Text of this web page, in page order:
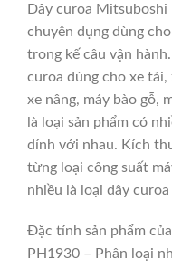
Dây curoa
chuyên dụng dùng
trong kế câu vận
curoa dùng cho xe
xe nâng, máy bào gỗ,
là loại sản phẩm có
dính với nhau. Kích
từng loại công suất
nhiều là loại dây
Đặc tính sản phẩm
PH1930 – Phân loại